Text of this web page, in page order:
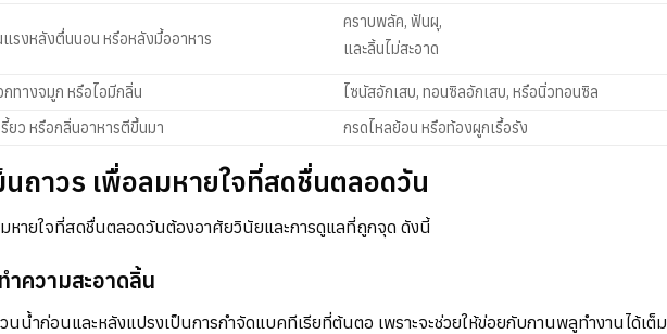
รงหลังตื่นนอน หรือหลังมื้ออาหาร
คราบพลัค, ฟันผุ,
และลิ้นไม่สะอาด
ทางจมูก หรือไอมีกลิ่น
ไซนัสอักเสบ, ทอนซิลอักเสบ, หรือนิ่วทอนซิล
ยว หรือกลิ่นอาหารตีขึ้นมา กรดไหลย้อน หรือท้องผูกเรื้อรัง
ถาวร เพื่อลมหายใจที่สดชื่นตลอดวัน
หายใจที่สดชื่นตลอดวันต้องอาศัยวินัยและการดูแลที่ถูกจุด ดังนี้
ความสะอาดลิ้น
น้ำก่อนและหลังแปรงเป็นการกำจัดแบคทีเรียที่ต้นตอ เพราะจะช่วยให้ข่อยกับกานพลูทำงานได้เต็ม